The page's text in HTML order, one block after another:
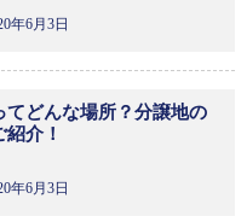
年6月3日
てどんな場所？分譲地の
介！
年6月3日